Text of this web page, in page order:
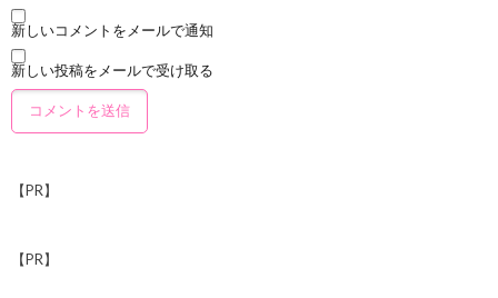
新しいコメントをメールで通知
新しい投稿をメールで受け取る
【PR】
【PR】